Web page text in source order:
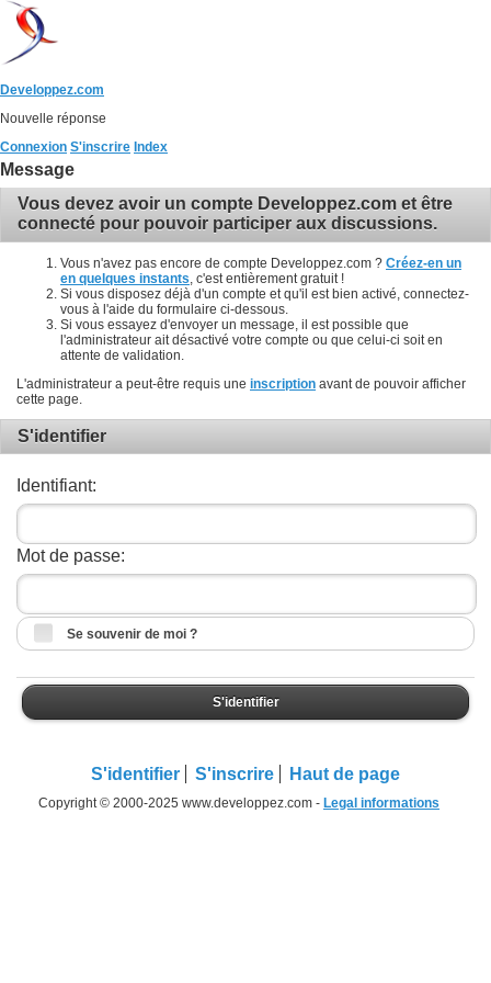
Developpez.com
Nouvelle réponse
Connexion S'inscrire Index
Message
Vous devez avoir un compte Developpez.com et être
connecté pour pouvoir participer aux discussions.
Vous n'avez pas encore de compte Developpez.com ? Créez-en un
en quelques instants , c'est entièrement gratuit !
Si vous disposez déjà d'un compte et qu'il est bien activé, connectez-
vous à l'aide du formulaire ci-dessous.
Si vous essayez d'envoyer un message, il est possible que
l'administrateur ait désactivé votre compte ou que celui-ci soit en
attente de validation.
L'administrateur a peut-être requis une inscription avant de pouvoir afficher
cette page.
S'identifier
Identifiant:
Mot de passe:
Se souvenir de moi ?
S'identifier
S'identifier S'inscrire Haut de page
Copyright © 2000-2025 www.developpez.com - Legal informations